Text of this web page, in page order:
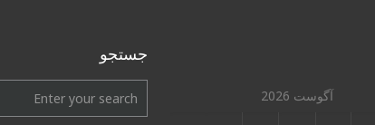
آگوست 2026
جستجو